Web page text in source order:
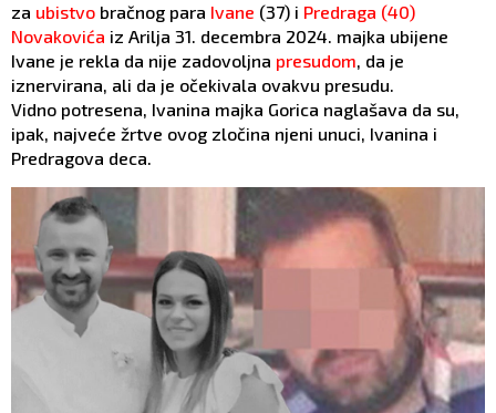
za ubistvo bračnog para Ivane (37) i Predraga (40)
Novakovića iz Arilja 31. decembra 2024. majka ubijene
Ivane je rekla da nije zadovoljna presudom, da je
iznervirana, ali da je očekivala ovakvu presudu.
Vidno potresena, Ivanina majka Gorica naglašava da su,
ipak, najveće žrtve ovog zločina njeni unuci, Ivanina i
Predragova deca.